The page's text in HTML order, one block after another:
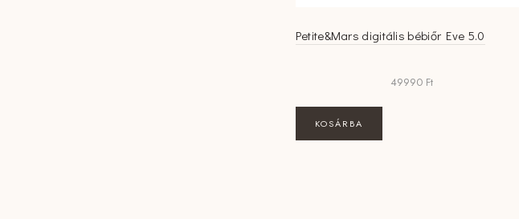
Petite&Mars digitális bébiőr Eve 5.0
49990 Ft
KOSÁRBA